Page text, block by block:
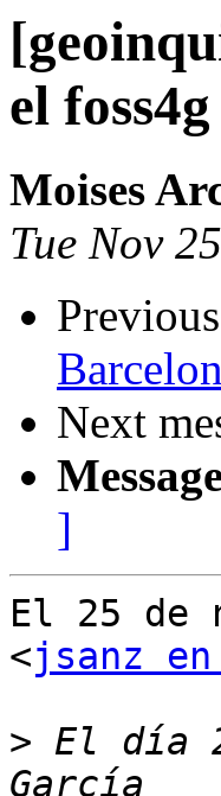
el
Moises
Tue Nov
Next
]
El 25 de
<jsanz
> El día